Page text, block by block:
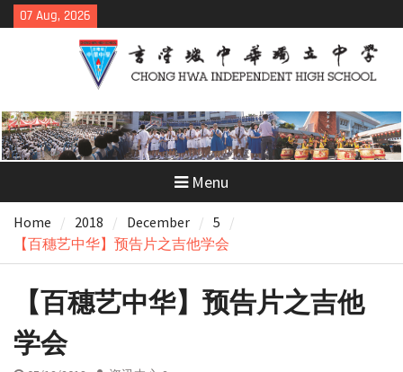
Skip
to
07 Aug, 2026
Menu
Home 2018 December
5
【百穗艺中华】预告片之吉他学会
【百穗艺中华】预告片之吉他
学会